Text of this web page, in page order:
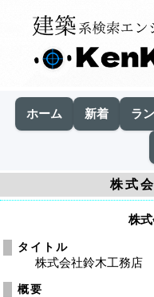
ホーム 新着 ラ
株式
株
タイトル
株式会社鈴木工務店
概要